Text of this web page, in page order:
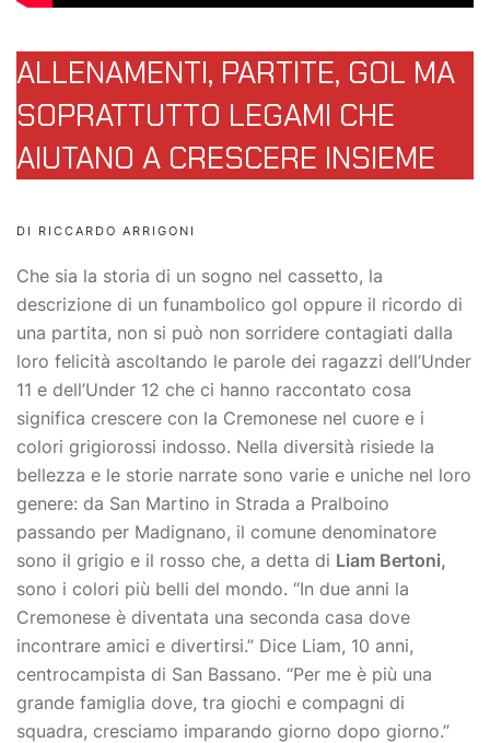
ALLENAMENTI, PARTITE, GOL MA
SOPRATTUTTO LEGAMI CHE
AIUTANO A CRESCERE INSIEME
DI RICCARDO ARRIGONI
Che sia la storia di un sogno nel cassetto, la
descrizione di un funambolico gol oppure il ricordo di
una partita, non si può non sorridere contagiati dalla
loro felicità ascoltando le parole dei ragazzi dell’Under
11 e dell’Under 12 che ci hanno raccontato cosa
significa crescere con la Cremonese nel cuore e i
colori grigiorossi indosso. Nella diversità risiede la
bellezza e le storie narrate sono varie e uniche nel loro
genere: da San Martino in Strada a Pralboino
passando per Madignano, il comune denominatore
sono il grigio e il rosso che, a detta di Liam Bertoni,
sono i colori più belli del mondo. “In due anni la
Cremonese è diventata una seconda casa dove
incontrare amici e divertirsi.” Dice Liam, 10 anni,
centrocampista di San Bassano. “Per me è più una
grande famiglia dove, tra giochi e compagni di
squadra, cresciamo imparando giorno dopo giorno.”